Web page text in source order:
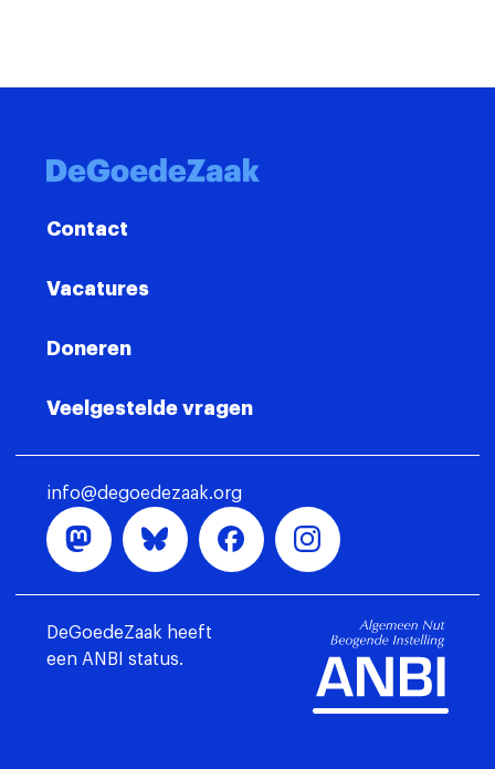
Contact
Vacatures
Doneren
Veelgestelde vragen
info@degoedezaak.org
DeGoedeZaak heeft
een ANBI status.